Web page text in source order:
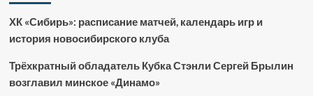
ХК «Сибирь»: расписание матчей, календарь игр и
история новосибирского клуба
Трёхкратный обладатель Кубка Стэнли Сергей Брылин
возглавил минское «Динамо»